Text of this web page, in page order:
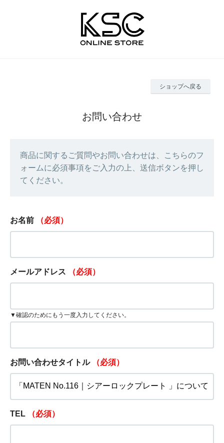
ショップへ戻る
お問い合わせ
商品に関するご質問やお問い合わせは、こちらのフ
ォームに必須事項をご入力の上、送信ボタンを押し
てください。
お名前 （必須）
メールアドレス （必須）
▼確認のためにもう一度入力してください。
お問い合わせタイトル （必須）
TEL （必須）